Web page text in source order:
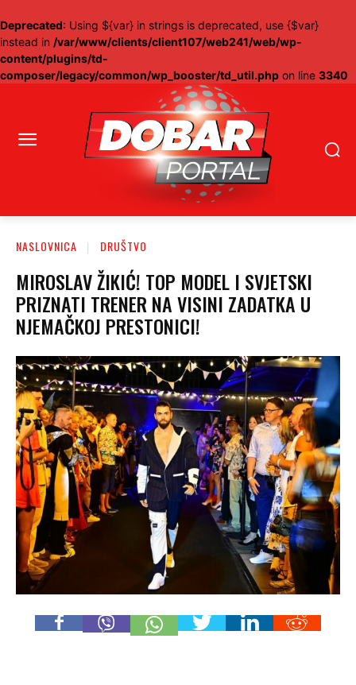
Deprecated: Using ${var} in strings is deprecated, use {$var}
instead in /var/www/clients/client107/web241/web/wp-
content/plugins/td-
composer/legacy/common/wp_booster/td_util.php on line 3340
NASLOVNICA DRUŠTVO
MIROSLAV ŽIKIĆ! TOP MODEL I SVJETSKI
PRIZNATI TRENER NA VISINI ZADATKA U
NJEMAČKOJ PRESTONICI!